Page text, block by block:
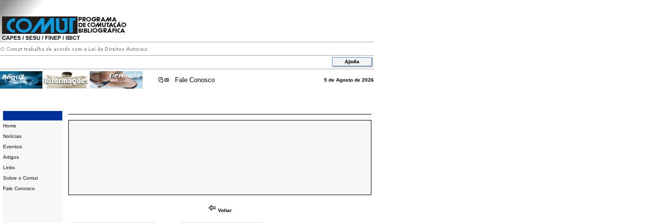
Fale Conosco 5 de Agosto de 2026
Home
Notícias
Eventos
Artigos
Links
Sobre o Comut
Fale Conosco
Voltar